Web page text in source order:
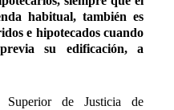
habitual, también es
e hipotecados cuando
su edificación, a
Superior de Justicia de